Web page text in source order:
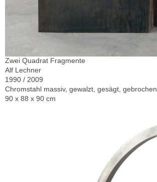
Zwei Quadrat Fragmente
Alf Lechner
1990 / 2009
Chromstahl massiv, gewalzt, gesägt, gebrochen
90 x 88 x 90 cm